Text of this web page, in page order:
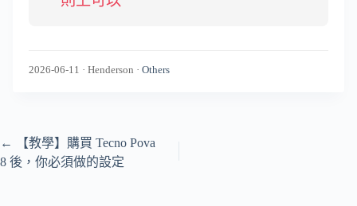
2026-06-11 · Henderson · Others
←
【教學】購買 Tecno Pova
8 後，你必須做的設定